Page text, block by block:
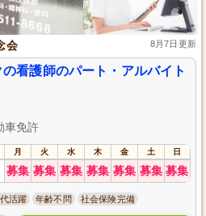
会 8月7日更新
看護師のパート・アルバイト
車免許
月 火 水 木 金 土 日
募集 募集 募集 募集 募集 募集 募集
活躍 年齢不問 社会保険完備